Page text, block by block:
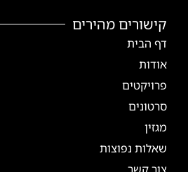
קישורים מהירים
דף הבית
אודות
פרויקטים
סרטונים
מגזין
שאלות נפוצות
צור קשר